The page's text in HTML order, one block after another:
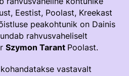
Eestist, Poolast, Kreekast
peakohtunik on Dainis
rahvusvaheliselt
Szymon Tarant Poolast.
vastavalt